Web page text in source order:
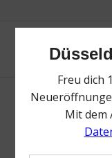
Cup of